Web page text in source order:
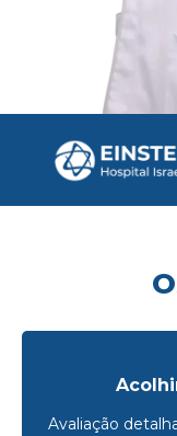
Avaliação